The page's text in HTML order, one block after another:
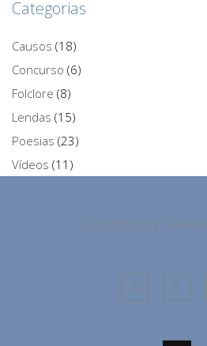
Categorias
Causos (18)
Concurso (6)
Folclore (8)
Lendas (15)
Poesias (23)
Vídeos (11)
Copyright 2021 -